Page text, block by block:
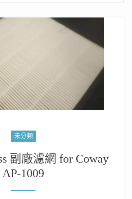
未分類
副廠濾網 for Coway
AP-1009